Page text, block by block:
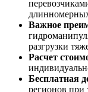
Важное
разгрузки
Расчет
Бесплатная
регионов